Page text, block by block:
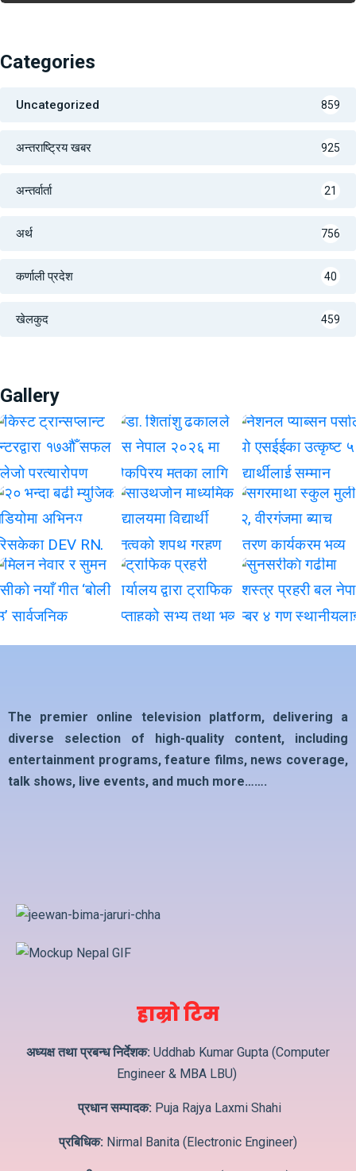
Categories
Uncategorized 859
अन्तराष्ट्रिय खबर 925
अन्तर्वार्ता 21
अर्थ 756
कर्णाली प्रदेश 40
खेलकुद 459
Gallery
The premier online television platform, delivering a
diverse selection of high-quality content, including
entertainment programs, feature films, news coverage,
talk shows, live events, and much more…….
हाम्रो टिम
अध्यक्ष तथा प्रबन्ध निर्देशक: Uddhab Kumar Gupta (Computer
Engineer & MBA LBU)
प्रधान सम्पादक: Puja Rajya Laxmi Shahi
प्रबिधिक: Nirmal Banita (Electronic Engineer)